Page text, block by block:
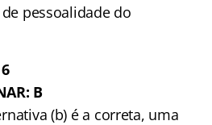
pessoalidade do
B
(b) é a correta, uma